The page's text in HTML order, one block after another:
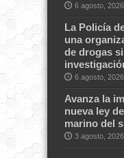
6 agosto, 2026
La Policía
una
de drogas
6 agosto, 2026
Avanza la
nueva ley
marino del
3 agosto, 2026